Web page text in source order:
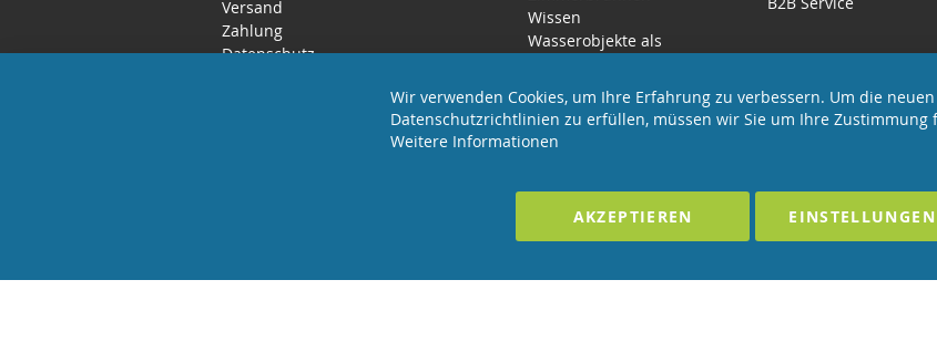
Versand
Zahlung
Datenschutz
Wissen
Wasserobjekte als
Wir verwenden Cookies, um Ihre Erfahrung zu verbessern. Um die neuen
Datenschutzrichtlinien zu erfüllen, müssen wir Sie um Ihre Zustimmung
Weitere Informationen
AKZEPTIEREN EINSTELLUNGEN